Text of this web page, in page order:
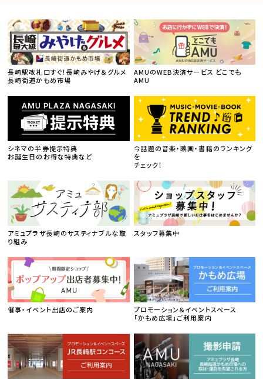
長崎駅改札口すぐ！長崎みやげ＆グルメ
長崎街道かもめ市場
AMUのWEB決済サービス どこでも
AMU
シネマの半券提示特典
お誕生日のお得な特典など
今話題の音楽・映画・書籍のランキング
を
チェック！
アミュプラザ長崎のサスティナブルな取
り組み
スタッフ募集中
催事・イベント出店のご案内
プロモーション＆イベントスペース
「かもめ広場」ご利用案内